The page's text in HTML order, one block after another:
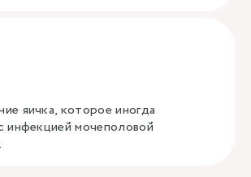
яичка, которое иногда
инфекцией мочеполовой